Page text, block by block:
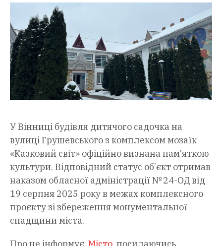
У Вінниці будівля дитячого садочка на
вулиці Грушевського з комплексом мозаїк
«Казковий світ» офіційно визнана пам’яткою
культури. Відповідний статус об’єкт отримав
наказом обласної адміністрації № 24-ОД від
19 серпня 2025 року в межах комплексного
проєкту зі збереження монументальної
спадщини міста.